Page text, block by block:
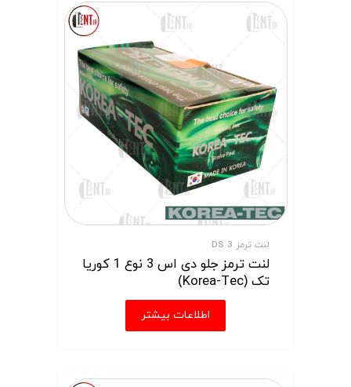
لنت ترمز DS 3
لنت ترمز جلو دی اس 3 نوع 1 کوریا
تک (Korea-Tec)
اطلاعات بیشتر